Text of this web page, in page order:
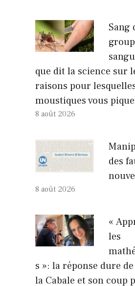
Sang
que dit la science sur
raisons pour
moustiques vous
8 août 2026
des
8 août 2026
«
les
s »: la réponse dure
la Cabale et son coup